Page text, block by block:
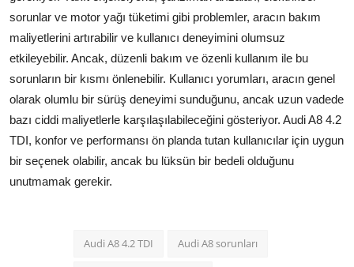
sorunlar ve motor yağı tüketimi gibi problemler, aracın bakım
maliyetlerini artırabilir ve kullanıcı deneyimini olumsuz
etkileyebilir. Ancak, düzenli bakım ve özenli kullanım ile bu
sorunların bir kısmı önlenebilir. Kullanıcı yorumları, aracın genel
olarak olumlu bir sürüş deneyimi sunduğunu, ancak uzun vadede
bazı ciddi maliyetlerle karşılaşılabileceğini gösteriyor. Audi A8 4.2
TDI, konfor ve performansı ön planda tutan kullanıcılar için uygun
bir seçenek olabilir, ancak bu lüksün bir bedeli olduğunu
unutmamak gerekir.
Audi A8 4.2 TDI Audi A8 sorunları